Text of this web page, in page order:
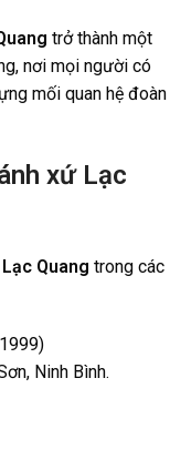
trở thành một
nơi mọi người có
mối quan hệ đoàn
xứ Lạc
Quang trong các
Ninh Bình.